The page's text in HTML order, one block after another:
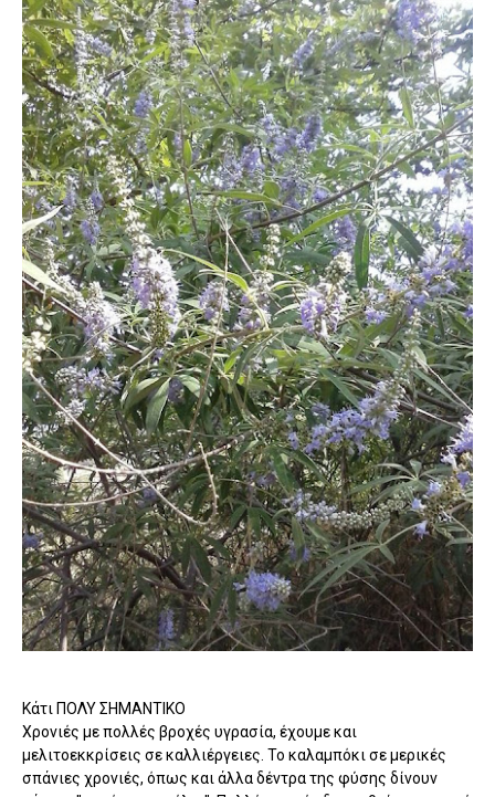
Κάτι ΠΟΛΥ ΣΗΜΑΝΤΙΚΟ
Χρονιές με πολλές βροχές υγρασία, έχουμε και
μελιτοεκκρίσεις σε καλλιέργειες. Το καλαμπόκι σε μερικές
σπάνιες χρονιές, όπως και άλλα δέντρα της φύσης δίνουν